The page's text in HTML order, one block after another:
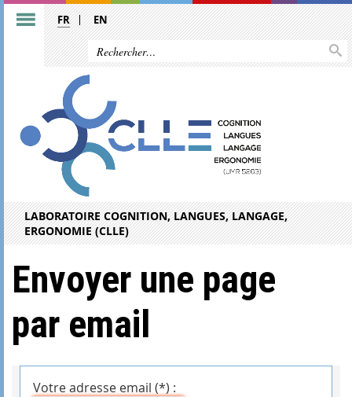
FR EN
LABORATOIRE COGNITION, LANGUES, LANGAGE,
ERGONOMIE (CLLE)
Envoyer une page
par email
Votre adresse email (*) :